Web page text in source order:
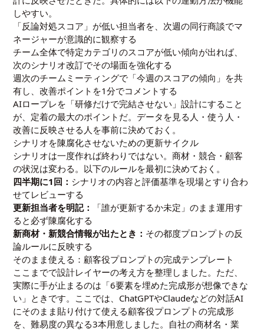
しやすい。
「反論対処スコア」が低い担当者を、次週の同行商談でマ
ネージャーが意識的に観察する
チーム全体で特定カテゴリのスコアが低い傾向が出れば、
次のシナリオ改訂でその場面を強化する
週次のチームミーティングで「今週のスコアの傾向」を共
有し、改善ポイントを1分でコメントする
AIロープレを「研修だけで完結させない」設計にすること
が、定着の最大のポイントだ。データを見る人・使う人・
改善に反映させる人を事前に決めておく。
シナリオを陳腐化させないための更新サイクル
シナリオは一度作れば終わりではない。商材・競合・顧客
の状況は変わる。以下のルールを最初に決めておく。
四半期に1回： シナリオの内容と評価基準を現場とすり合わ
せてレビューする
更新担当者を明記：
「誰が更新するか未定」のまま運用す
ると必ず陳腐化する
新商材・新競合情報が出たとき： その都度プロンプトの反
論ルールに反映する
そのまま使える：顧客役プロンプトの完成テンプレート
ここまでで設計レイヤーの考え方を整理しました。ただ、
実際に手が止まるのは「6要素を埋めた完成形が想像できな
い」ときです。ここでは、ChatGPTやClaudeなどの対話AI
にそのまま貼り付けて使える顧客役プロンプトの完成形
を、難易度の異なる3本用意しました。自社の商材名・業